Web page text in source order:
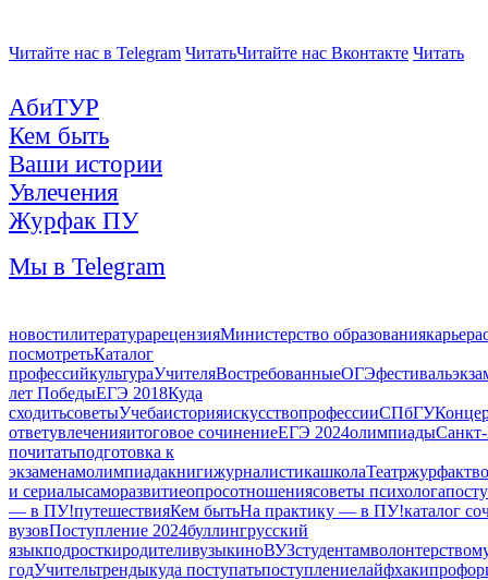
Читайте нас в Telegram ЧитатьЧитайте нас Вконтакте Читать
АбиТУР
Кем быть
Ваши истории
Увлечения
Журфак ПУ
Мы в Telegram
новостилитературарецензияМинистерство образованиякарьера
посмотретьКаталог
профессийкультураУчителяВостребованныеОГЭфестиваль
лет ПобедыЕГЭ 2018Куда
сходитьсоветыУчебаисторияискусствопрофессииСПбГУ
ответувлеченияитоговое сочинениеЕГЭ 2024олимпиады
почитатьподготовка к
экзаменамолимпиадакнигижурналистикашколаТеатржурфак
и сериалысаморазвитиеопросотношениясоветы психолога
— в ПУ!путешествияКем бытьНа практику — в ПУ!каталог
вузовПоступление 2024буллингрусский
языкподросткиродителивузыкиноВУЗстудентамволонтерство
годУчительтрендыкуда поступатьпоступлениелайфхаки